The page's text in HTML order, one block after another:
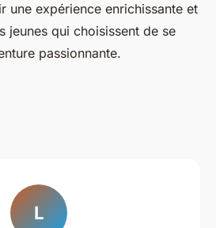
une expérience enrichissante et
jeunes qui choisissent de se
passionnante.
L